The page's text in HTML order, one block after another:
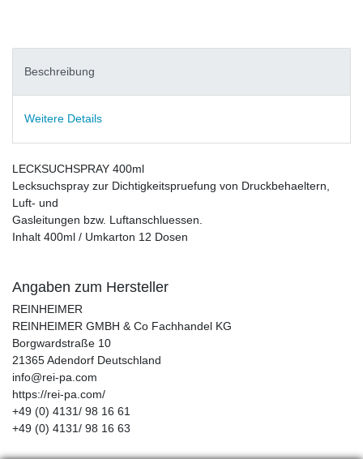
Beschreibung
Weitere Details
LECKSUCHSPRAY 400ml
Lecksuchspray zur Dichtigkeitspruefung von Druckbehaeltern,
Luft- und
Gasleitungen bzw. Luftanschluessen.
Inhalt 400ml / Umkarton 12 Dosen
Angaben zum Hersteller
REINHEIMER
REINHEIMER GMBH & Co Fachhandel KG
Borgwardstraße 10
21365Adendorf Deutschland
info@rei-pa.com
https://rei-pa.com/
+49 (0) 4131/ 98 16 61
+49 (0) 4131/ 98 16 63